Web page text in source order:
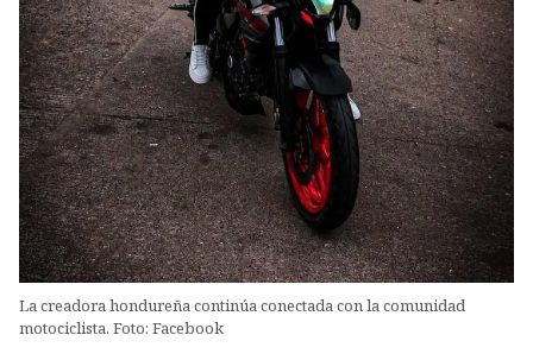
La creadora hondureña continúa conectada con la comunidad
motociclista. Foto: Facebook